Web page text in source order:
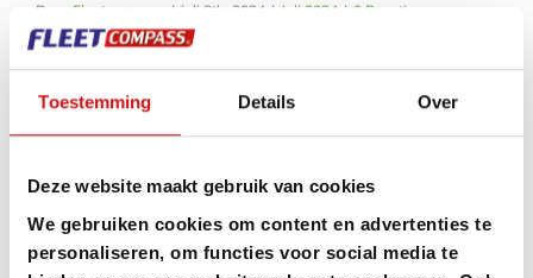
Toestemming Details Over
Deze website maakt gebruik van cookies
We gebruiken cookies om content en advertenties te
personaliseren, om functies voor social media te
Door Fleetcompass | juli 8th, 2024 | Juli 2024 | 0 Reacties
Lees meer
EV van de zaak bijna altijd
goedkoper voor werkgever dan